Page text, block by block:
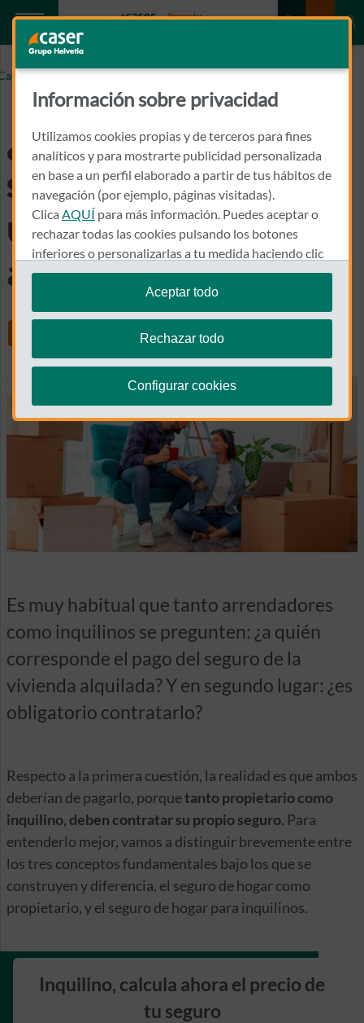
QUIÉN DEBE PAGAR EL SEGURO DE HOGAR DE UNA
¿Quién debe pagar el
seguro de hogar de
una vivienda de
alquiler?
Es muy habitual que tanto arrendadores
como inquilinos se pregunten: ¿a quién
corresponde el pago del seguro de la
vivienda alquilada? Y en segundo lugar: ¿es
obligatorio contratarlo?
Respecto a la primera cuestión, la realidad es que ambos
deberían de pagarlo, porquetanto propietario como
inquilino, deben contratar su propio seguro. Para
entenderlo mejor, vamos a distinguir brevemente entre
los tres conceptos fundamentales bajo los que se
construyen y diferencia, el seguro de hogar como
propietario, y el seguro de hogar para inquilinos.
Inquilino, calcula ahora el precio de
tu seguro
Información sobre privacidad
Utilizamos cookies propias y de terceros para fines
analíticos y para mostrarte publicidad personalizada
en base a un perfil elaborado a partir de tus hábitos de
navegación (por ejemplo, páginas visitadas).
Clica AQUÍ para más información. Puedes aceptar o
rechazar todas las cookies pulsando los botones
inferiores o personalizarlas a tu medida haciendo clic
en"configurar cookies".
Te recordamos que puedes modificar tus ajustes de
cookies en cualquier momento en la sección
Aceptar todo
Rechazar todo
Configurar cookies